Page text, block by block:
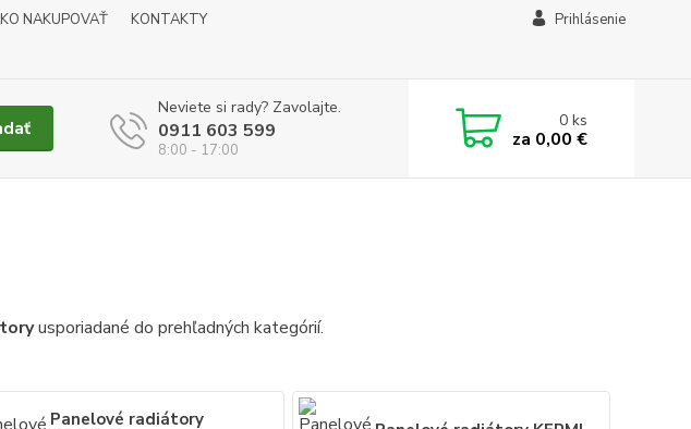
NAKUPOVAŤ
KONTAKTY
Prihlásenie
Neviete si rady? Zavolajte.
0911 603 599
8:00 - 17:00
0ks
za 0,00 €
usporiadané do prehľadných kategórií.
Panelové radiátory